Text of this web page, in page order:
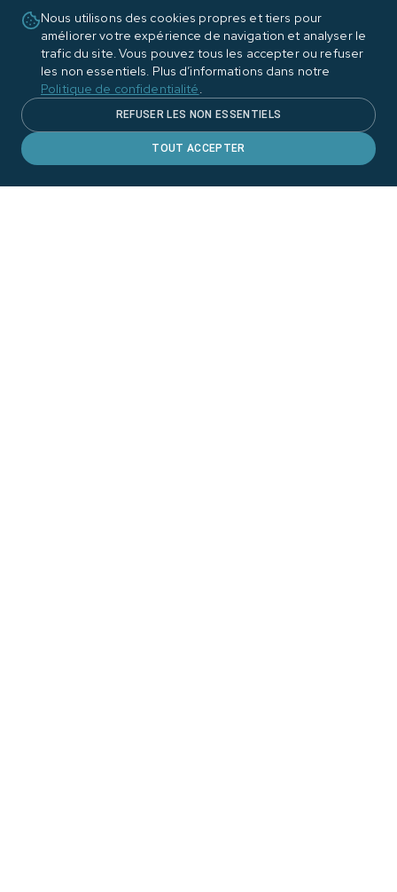
POLISSEUSES
Nous utilisons des cookies propres et tiers pour
améliorer votre expérience de navigation et analyser le
trafic du site. Vous pouvez tous les accepter ou refuser
les non essentiels. Plus d’informations dans notre
Politique de confidentialité.
REFUSER LES NON ESSENTIELS
TOUT ACCEPTER